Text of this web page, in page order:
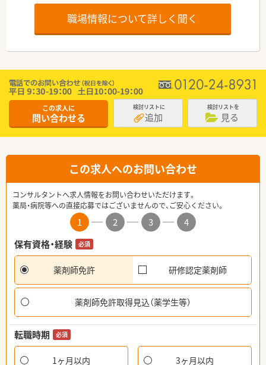
職場情報について詳しく聞く
この求人に
問い合わせる
検討リストに
追加
検討リストを
見る
この求人へのお問い合わせ
コンサルタントへ求人情報をお問い合わせいただけます。
薬局・病院等への直接応募ではございませんので、ご安心ください。
1 2 3
4
保有資格・経験
必須
薬剤師免許 研修認定薬剤師
薬剤師免許取得見込（薬学生等）
転職時期 必須
1ヶ月以内 3ヶ月以内